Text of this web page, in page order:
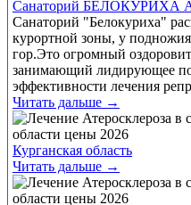
Санаторий БЕЛОКУРИХА
Санаторий "Белокуриха"
курортной зоны, у
гор.Это огромный
занимающий лидирующее
эффективности лечения
Читать дальше →
Курганская область
Читать дальше →